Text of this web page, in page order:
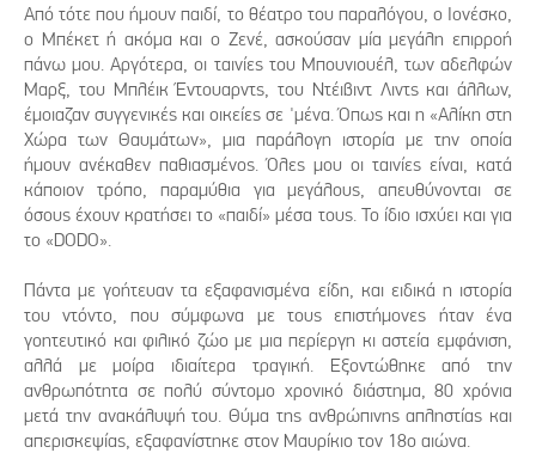
Από τότε που ήμουν παιδί, το θέατρο του παραλόγου, ο Ιονέσκο,
ο Μπέκετ ή ακόμα και ο Ζενέ, ασκούσαν μία μεγάλη επιρροή
πάνω μου. Αργότερα, οι ταινίες του Μπουνιουέλ, των αδελφών
Μαρξ, του Μπλέικ Έντουαρντς, του Ντέιβιντ Λιντς και άλλων,
έμοιαζαν συγγενικές και οικείες σε 'μένα. Όπως και η «Αλίκη στη
Χώρα των Θαυμάτων», μια παράλογη ιστορία με την οποία
ήμουν ανέκαθεν παθιασμένος. Όλες μου οι ταινίες είναι, κατά
κάποιον τρόπο, παραμύθια για μεγάλους, απευθύνονται σε
όσους έχουν κρατήσει το «παιδί» μέσα τους. Το ίδιο ισχύει και για
το «DODO».
Πάντα με γοήτευαν τα εξαφανισμένα είδη, και ειδικά η ιστορία
του ντόντο, που σύμφωνα με τους επιστήμονες ήταν ένα
γοητευτικό και φιλικό ζώο με μια περίεργη κι αστεία εμφάνιση,
αλλά με μοίρα ιδιαίτερα τραγική. Εξοντώθηκε από την
ανθρωπότητα σε πολύ σύντομο χρονικό διάστημα, 80 χρόνια
μετά την ανακάλυψή του. Θύμα της ανθρώπινης απληστίας και
απερισκεψίας, εξαφανίστηκε στον Μαυρίκιο τον 18ο αιώνα.